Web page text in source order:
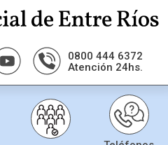
0800 444 6372
Atención 24hs.